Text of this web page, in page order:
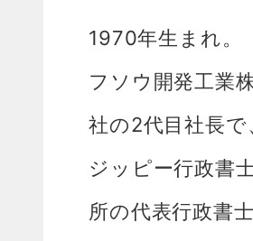
1970年生まれ。
フソウ開発工業
社の2代目社長で
ジッピー行政書
所の代表行政書